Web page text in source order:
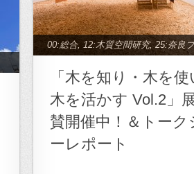
00:総合, 12:木質空間研究, 25:奈良
「木を知り・木を使
木を活かす Vol.2」
賛開催中！＆トーク
ーレポート